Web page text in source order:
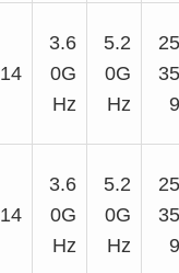
14
3.6
0G
Hz
5.2
0G
Hz
25
35
9
14
3.6
0G
Hz
5.2
0G
Hz
25
35
9